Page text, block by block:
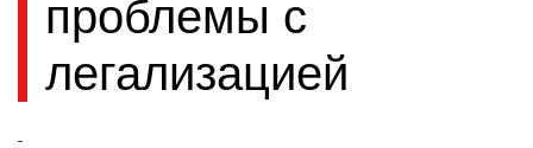
проблемы с
легализацией